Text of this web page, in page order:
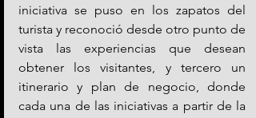
iniciativa se puso en los zapatos del
turista y reconoció desde otro punto de
vista las experiencias que desean
obtener los visitantes, y tercero un
itinerario y plan de negocio, donde
cada una de las iniciativas a partir de la